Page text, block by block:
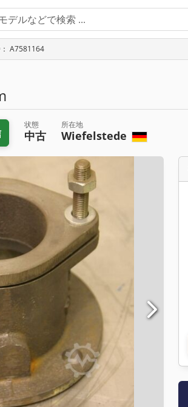
A7581164
状態
中古
所在地
Wiefelstede